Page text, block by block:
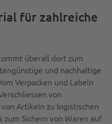
für zahlreiche
überall dort zum
und nachhaltige
Verpacken und Labeln
von
Artikeln zu logistischen
zum Sichern von Waren auf